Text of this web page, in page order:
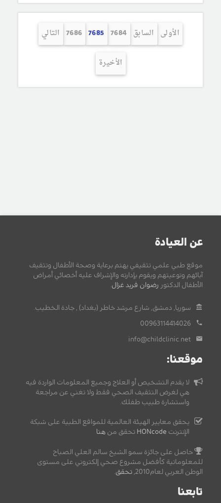
الأولى السابق 7684
7685
7686 التالي
الأخيرة
عن العيادة
موقع طبي علمي تثقيفي يهتم برعاية وصحة الأطفال وتثقيف
آبائهم وتوعيتهم ويقوم بإدارته والإشراف عليه أخصائي أمراض
الأطفال الدكتور رضوان فريد غزال
سوريا, دمشق, شارع مرشد خاطر (بغداد) , جادة الخطيب.
00963114414026
info@childclinic.net
موقعنا:
لا يقدم التشخيص أو العلاج وجميع المعلومات الواردة فيه
هي لغرض التثقيف الصحي فقط ولا تغني عن مراجعة
واستشارة طبيب طفلك.
يحقق معايير الهيئة العالمية للمواقع الطبية على شبكة
الإنترنت HONcode تحقق من هنا
حاصل على جائزة سمو الشيخ سالم العلي الصباح
للمعلوماتية كأفضل مشروع صحي إلكتروني على مستوى
الوطن العربي لعام2010,
تحقق
تابعنا